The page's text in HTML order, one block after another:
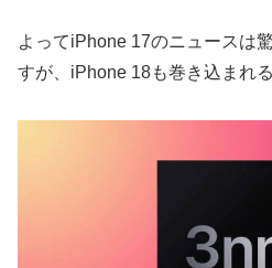
よってiPhone 17のニュースは
すが、iPhone 18も巻き込まれ